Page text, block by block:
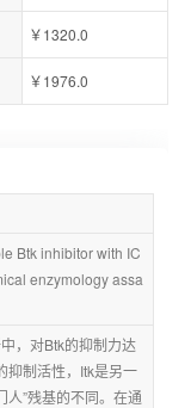
￥1320.0
￥1976.0
Btk inhibitor with IC
enzymology assa
，对Btk的抑制力达
抑制活性，Itk是另一
人”残基的不同。在通